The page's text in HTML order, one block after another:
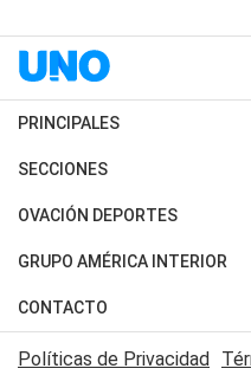
PRINCIPALES
Últimas Noticias
Política
Judiciales
Economia
SECCIONES
Horóscopo
Motores
Trucos caseros
Series y Películas
OVACIÓN DEPORTES
Fútbol
Mundial
Automovilismo
GRUPO AMÉRICA INTERIOR
Canal 7 en Vivo
CONTACTO
Acerca de Nosotros
Políticas de Privacidad